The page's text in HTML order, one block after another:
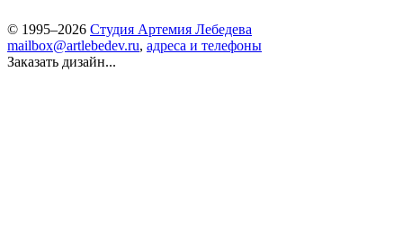
© 1995–2026 Студия Артемия Лебедева
mailbox@artlebedev.ru, адреса и телефоны
Заказать дизайн...